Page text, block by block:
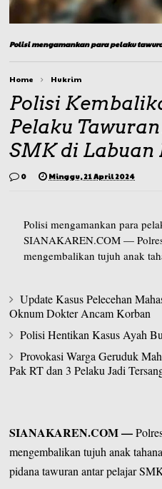
Polisi mengamankan para pelaku
Home Hukrim
Polisi
Pelaku
SMK di Labuan
0 Minggu, 21 April 2024
Polisi mengamankan para
SIANAKAREN.COM —
mengembalikan tujuh anak
Update Kasus Pelecehan
Oknum Dokter Ancam Korban
Polisi Hentikan Kasus Ayah
Provokasi Warga Geruduk
Pak RT dan 3 Pelaku Jadi
SIANAKAREN.COM—
mengembalikan tujuh anak
pidana tawuran antar pelajar